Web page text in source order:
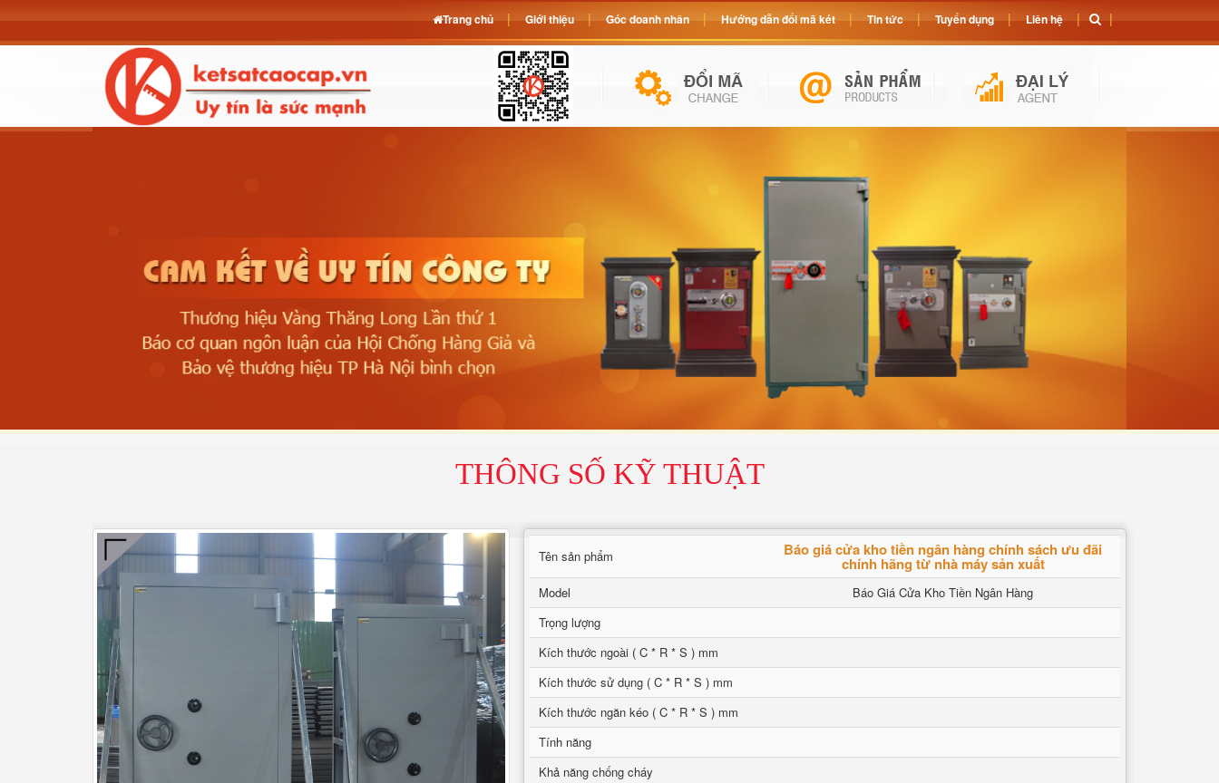
THÔNG SỐ KỸ THUẬT
Tên sản phẩm Báo giá cửa kho tiền ngân hàng chính sách ưu đãi
chính hãng từ nhà máy sản xuất
Model
Báo Giá Cửa Kho Tiền Ngân Hàng
Trọng lượng
Kích thước ngoài ( C * R * S ) mm
Kích thước sử dụng ( C * R * S ) mm
Kích thước ngăn kéo ( C * R * S ) mm
Tính năng
Khả năng chống cháy
Trang chủ Giới thiệu Góc doanh nhân Hướng dẫn đổi mã két Tin tức Tuyển dụng Liên hệ